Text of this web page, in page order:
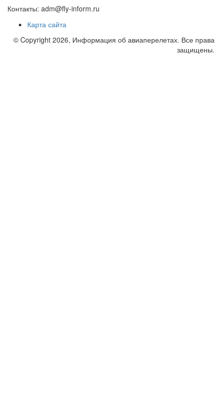
Контакты: adm@fly-inform.ru
Карта сайта
© Copyright 2026, Информация об авиаперелетах. Все права
защищены.